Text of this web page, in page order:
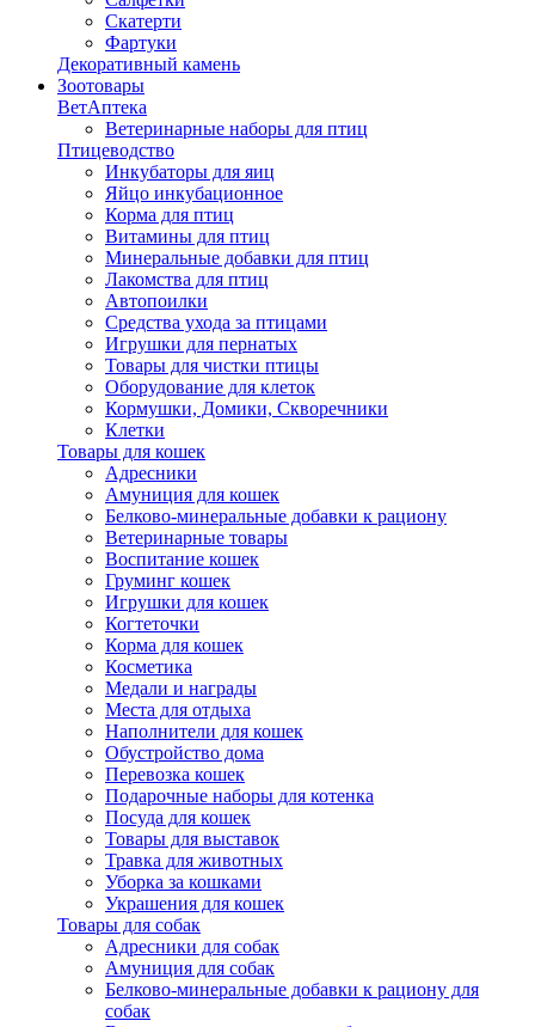
Скатерти
Фартуки
Декоративный камень
Зоотовары
ВетАптека
Ветеринарные наборы для птиц
Птицеводство
Инкубаторы для яиц
Яйцо инкубационное
Корма для птиц
Витамины для птиц
Минеральные добавки для птиц
Лакомства для птиц
Автопоилки
Средства ухода за птицами
Игрушки для пернатых
Товары для чистки птицы
Оборудование для клеток
Кормушки, Домики, Скворечники
Клетки
Товары для кошек
Адресники
Амуниция для кошек
Белково-минеральные добавки к рациону
Ветеринарные товары
Воспитание кошек
Груминг кошек
Игрушки для кошек
Когтеточки
Корма для кошек
Косметика
Медали и награды
Места для отдыха
Наполнители для кошек
Обустройство дома
Перевозка кошек
Подарочные наборы для котенка
Посуда для кошек
Товары для выставок
Травка для животных
Уборка за кошками
Украшения для кошек
Товары для собак
Адресники для собак
Амуниция для собак
Белково-минеральные добавки к рациону для
собак